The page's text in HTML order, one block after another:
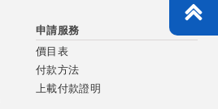
申請服務
價目表
付款方法
上載付款證明